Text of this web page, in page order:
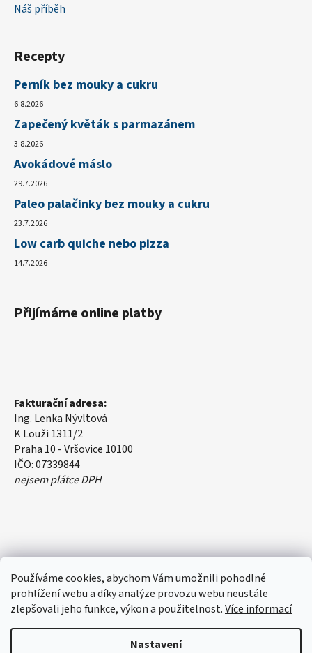
Používáme cookies, abychom Vám umožnili pohodlné
prohlížení webu a díky analýze provozu webu neustále
zlepšovali jeho funkce, výkon a použitelnost.Více informací
Nastavení
Náš příběh
Recepty
Perník bez mouky a cukru
6.8.2026
Zapečený květák s parmazánem
3.8.2026
Avokádové máslo
29.7.2026
Paleo palačinky bez mouky a cukru
23.7.2026
Low carb quiche nebo pizza
14.7.2026
Přijímáme online platby
Fakturační adresa:
Ing. Lenka Nývltová
K Louži 1311/2
Praha 10 - Vršovice 10100
IČO: 07339844
nejsem plátce DPH